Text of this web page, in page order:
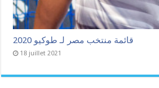
قائمة منتخب مصر لـ طوكيو 2020
18 juillet 2021